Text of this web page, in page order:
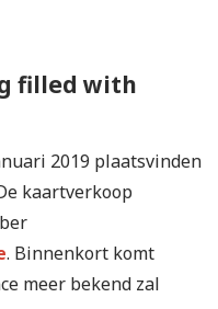
filled with
2019 plaatsvinden
kaartverkoop
. Binnenkort komt
meer bekend zal